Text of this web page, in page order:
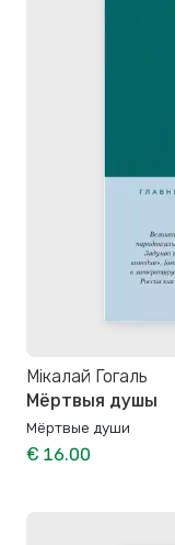
Мікалай Гогаль
Мёртвыя душы
Мёртвые души
€ 16.00